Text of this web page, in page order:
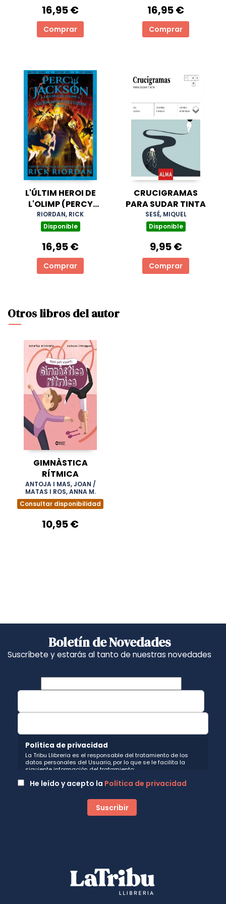
16,95 €
Comprar
16,95 €
Comprar
L'ÚLTIM HEROI DE
L'OLIMP (PERCY
JACKSON I ELS DÉUS
DE L'OLIMP 5)
RIORDAN, RICK
Disponible
16,95 €
Comprar
CRUCIGRAMAS
PARA SUDAR TINTA
SESÉ, MIQUEL
Disponible
9,95 €
Comprar
Otros libros del autor
GIMNÀSTICA
RÍTMICA
ANTOJA I MAS, JOAN /
MATAS I ROS, ANNA M.
Consultar disponibilidad
10,95 €
Boletín de Novedades
Suscríbete y estarás al tanto de nuestras novedades
Política de privacidad
La Tribu Llibreria es el responsable del tratamiento de los
datos personales del Usuario, por lo que se le facilita la
siguiente información del tratamiento:
Fin del tratamiento: mantener una relación de envío de
comunicaciones y noticias sobre nuestros servicios y
boletín. Igualmente utilizaremos sus datos de contacto para
enviarle información sobre productos o servicios que puedan
Legitimación: está basada en el consentimiento que se le
solicita a través de la correspondiente casilla de
Criterios de conservación de los datos: se conservarán
He leído y acepto la Política de privacidad